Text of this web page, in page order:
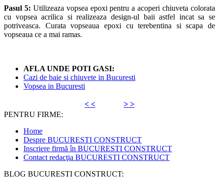
Pasul 5: Utilizeaza vopsea epoxi pentru a acoperi chiuveta colorata
cu vopsea acrilica si realizeaza design-ul baii astfel incat sa se
potriveasca. Curata vopseaua epoxi cu terebentina si scapa de
vopseaua ce a mai ramas.
AFLA UNDE POTI GASI:
Cazi de baie si chiuvete in Bucuresti
Vopsea in Bucuresti
< <
> >
PENTRU FIRME:
Home
Despre BUCURESTI CONSTRUCT
Inscriere firmă în BUCURESTI CONSTRUCT
Contact redacţia BUCURESTI CONSTRUCT
BLOG BUCURESTI CONSTRUCT: